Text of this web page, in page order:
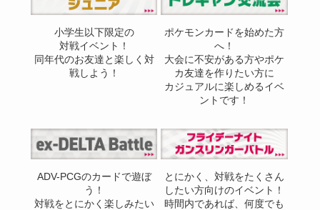
小学生以下限定の
対戦イベント！
同年代のお友達と楽しく対
戦しよう！
ポケモンカードを始めた方
へ！
大会に不安がある方やポケ
カ友達を作りたい方に
カジュアルに楽しめるイベ
ントです！
ADV-PCGのカードで遊ぼ
う！
対戦をとにかく楽しみたい
とにかく、対戦をたくさん
したい方向けのイベント！
時間内であれば、何度でも